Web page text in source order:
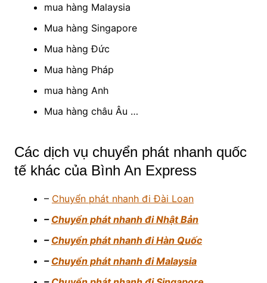
mua hàng Malaysia
Mua hàng Singapore
Mua hàng Đức
Mua hàng Pháp
mua hàng Anh
Mua hàng châu Âu …
Các dịch vụ chuyển phát nhanh quốc
tế khác của Bình An Express
– Chuyển phát nhanh đi Đài Loan
– Chuyển phát nhanh đi Nhật Bản
– Chuyển phát nhanh đi Hàn Quốc
– Chuyển phát nhanh đi Malaysia